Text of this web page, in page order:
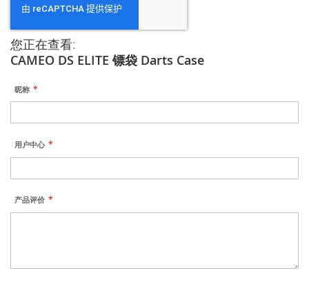
您正在查看:
CAMEO DS ELITE 镖袋 Darts Case
昵称
用户中心
产品评价